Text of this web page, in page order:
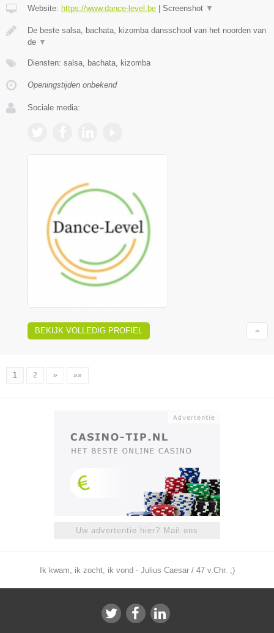
Website: https://www.dance-level.be Screenshot ▼
De beste salsa, bachata, kizomba dansschool van het noorden van
de ▼
Diensten: salsa, bachata, kizomba
Openingstijden onbekend
Sociale media:
BEKIJK VOLLEDIG PROFIEL
1 2 » »»
Uw advertentie hier? Mail ons
Ik kwam, ik zocht, ik vond - Julius Caesar / 47 v.Chr. ;)